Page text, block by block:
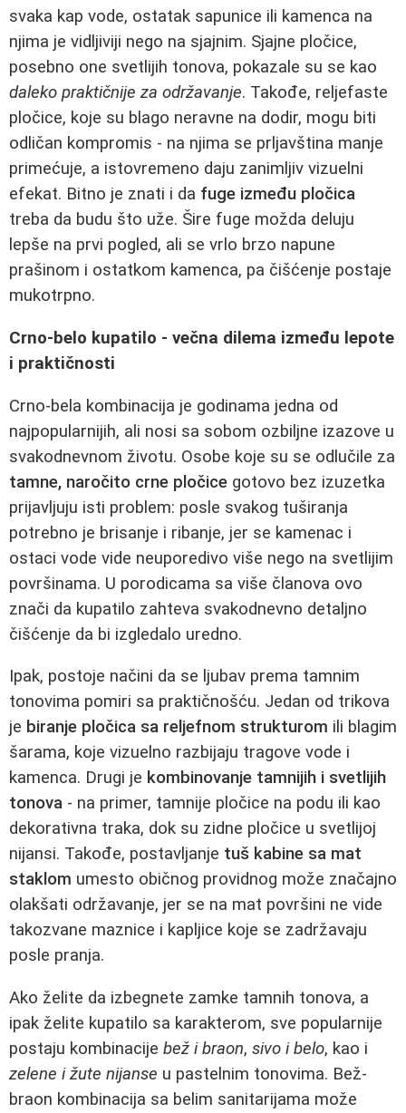
svaka kap vode, ostatak sapunice ili kamenca na
njima je vidljiviji nego na sjajnim. Sjajne pločice,
posebno one svetlijih tonova, pokazale su se kao
daleko praktičnije za održavanje. Takođe, reljefaste
pločice, koje su blago neravne na dodir, mogu biti
odličan kompromis - na njima se prljavština manje
primećuje, a istovremeno daju zanimljiv vizuelni
efekat. Bitno je znati i da fuge između pločica
treba da budu što uže. Šire fuge možda deluju
lepše na prvi pogled, ali se vrlo brzo napune
prašinom i ostatkom kamenca, pa čišćenje postaje
mukotrpno.
Crno-belo kupatilo - večna dilema između lepote
i praktičnosti
Crno-bela kombinacija je godinama jedna od
najpopularnijih, ali nosi sa sobom ozbiljne izazove u
svakodnevnom životu. Osobe koje su se odlučile za
tamne, naročito crne pločice gotovo bez izuzetka
prijavljuju isti problem: posle svakog tuširanja
potrebno je brisanje i ribanje, jer se kamenac i
ostaci vode vide neuporedivo više nego na svetlijim
površinama. U porodicama sa više članova ovo
znači da kupatilo zahteva svakodnevno detaljno
čišćenje da bi izgledalo uredno.
Ipak, postoje načini da se ljubav prema tamnim
tonovima pomiri sa praktičnošću. Jedan od trikova
je biranje pločica sa reljefnom strukturom ili blagim
šarama, koje vizuelno razbijaju tragove vode i
kamenca. Drugi je kombinovanje tamnijih i svetlijih
tonova - na primer, tamnije pločice na podu ili kao
dekorativna traka, dok su zidne pločice u svetlijoj
nijansi. Takođe, postavljanje tuš kabine sa mat
staklom umesto običnog providnog može značajno
olakšati održavanje, jer se na mat površini ne vide
takozvane maznice i kapljice koje se zadržavaju
posle pranja.
Ako želite da izbegnete zamke tamnih tonova, a
ipak želite kupatilo sa karakterom, sve popularnije
postaju kombinacije bež i braon, sivo i belo, kao i
zelene i žute nijanse u pastelnim tonovima. Bež-
braon kombinacija sa belim sanitarijama može